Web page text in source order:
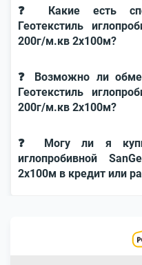
❓ Какие есть
Геотекстиль
200г/м.кв 2x100м?
❓ Возможно ли
Геотекстиль
200г/м.кв 2x100м?
❓ Могу ли я
иглопробивной
2x100м в кредит или